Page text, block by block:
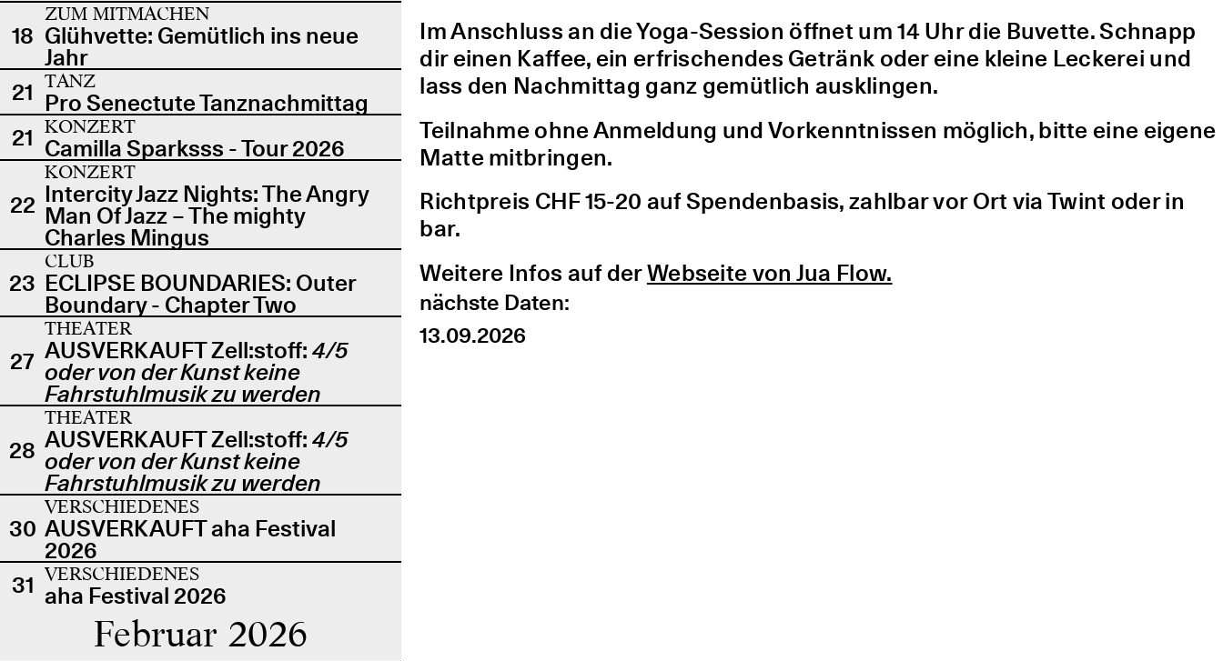
18
ZUM MITMACHEN
Glühvette: Gemütlich ins neue
Jahr
21 TANZ
Pro Senectute Tanznachmittag
21 KONZERT
Camilla Sparksss - Tour 2026
22
KONZERT
Intercity Jazz Nights: The Angry
Man Of Jazz – The mighty
Charles Mingus
23
CLUB
ECLIPSE BOUNDARIES: Outer
Boundary - Chapter Two
27
THEATER
AUSVERKAUFT Zell:stoff: 4/5
oder von der Kunst keine
Fahrstuhlmusik zu werden
28
THEATER
AUSVERKAUFT Zell:stoff: 4/5
oder von der Kunst keine
Fahrstuhlmusik zu werden
30
VERSCHIEDENES
AUSVERKAUFT aha Festival
2026
31 VERSCHIEDENES
aha Festival 2026
Februar 2026
Im Anschluss an die Yoga-Session öffnet um 14 Uhr die Buvette. Schnapp
dir einen Kaffee, ein erfrischendes Getränk oder eine kleine Leckerei und
lass den Nachmittag ganz gemütlich ausklingen.
Teilnahme ohne Anmeldung und Vorkenntnissen möglich, bitte eine eigene
Matte mitbringen.
Richtpreis CHF 15-20 auf Spendenbasis, zahlbar vor Ort via Twint oder in
bar.
Weitere Infos auf derWebseite von Jua Flow.
nächste Daten:
13.09.2026